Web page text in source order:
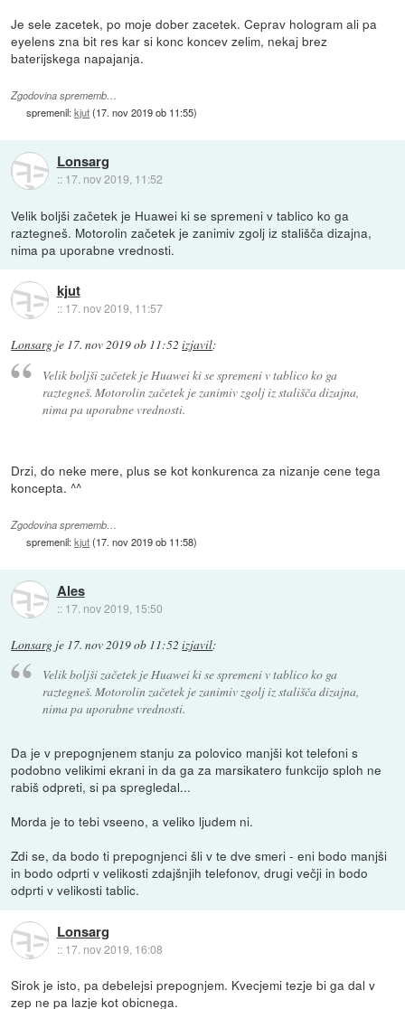
Je sele zacetek, po moje dober zacetek. Ceprav hologram ali pa
eyelens zna bit res kar si konc koncev zelim, nekaj brez
baterijskega napajanja.
Zgodovina sprememb…
spremenil:kjut(17. nov 2019 ob 11:55)
Lonsarg
:: 17. nov 2019, 11:52
Velik boljši začetek je Huawei ki se spremeni v tablico ko ga
raztegneš. Motorolin začetek je zanimiv zgolj iz stališča dizajna,
nima pa uporabne vrednosti.
kjut
:: 17. nov 2019, 11:57
Lonsarg je 17. nov 2019 ob 11:52 izjavil:
Velik boljši začetek je Huawei ki se spremeni v tablico ko ga
raztegneš. Motorolin začetek je zanimiv zgolj iz stališča dizajna,
nima pa uporabne vrednosti.
Drzi, do neke mere, plus se kot konkurenca za nizanje cene tega
koncepta. ^^
Zgodovina sprememb…
spremenil:kjut(17. nov 2019 ob 11:58)
Ales
:: 17. nov 2019, 15:50
Lonsarg je 17. nov 2019 ob 11:52 izjavil:
Velik boljši začetek je Huawei ki se spremeni v tablico ko ga
raztegneš. Motorolin začetek je zanimiv zgolj iz stališča dizajna,
nima pa uporabne vrednosti.
Da je v prepognjenem stanju za polovico manjši kot telefoni s
podobno velikimi ekrani in da ga za marsikatero funkcijo sploh ne
rabiš odpreti, si pa spregledal...
Morda je to tebi vseeno, a veliko ljudem ni.
Zdi se, da bodo ti prepognjenci šli v te dve smeri - eni bodo manjši
in bodo odprti v velikosti zdajšnjih telefonov, drugi večji in bodo
odprti v velikosti tablic.
Lonsarg
:: 17. nov 2019, 16:08
Sirok je isto, pa debelejsi prepognjem. Kvecjemi tezje bi ga dal v
zep ne pa lazje kot obicnega.